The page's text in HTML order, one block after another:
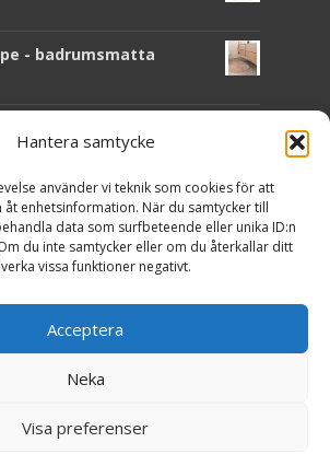
Hantera samtycke
använder vi teknik som cookies för att
enhetsinformation. När du samtycker till
data som surfbeteende eller unika ID:n
du inte samtycker eller om du återkallar ditt
vissa funktioner negativt.
Acceptera
Neka
Visa preferenser
- badrumsmatta
i kokos
plastmatta
, Themei-craftby TemplatesNext.